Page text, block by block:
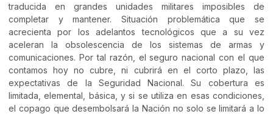
traducida en grandes unidades militares imposibles de
completar y mantener. Situación problemática que se
acrecienta por los adelantos tecnológicos que a su vez
aceleran la obsolescencia de los sistemas de armas y
comunicaciones. Por tal razón, el seguro nacional con el que
contamos hoy no cubre, ni cubrirá en el corto plazo, las
expectativas de la Seguridad Nacional. Su cobertura es
limitada, elemental, básica, y si se utiliza en esas condiciones,
el copago que desembolsará la Nación no solo se limitará a lo